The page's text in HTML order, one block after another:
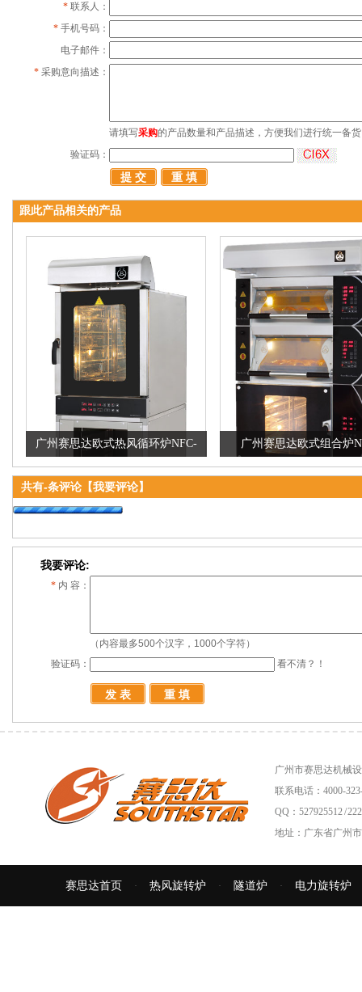
* 联系人：
* 手机号码：
电子邮件：
* 采购意向描述：
请填写采购的产品数量和产品描述，方便我们进行统一备
验证码：
跟此产品相关的产品
广州赛思达欧式热风循环炉NFC-
EBE5D厂家直销
广州赛思达欧式组合炉
EBE2210D厂家直销
共有-条评论 【我要评论】
我要评论:
* 内 容：
（内容最多500个汉字，1000个字符）
验证码：
看不清？！
广州市赛思达机械
联系电话：4000-
QQ：527925512 /
地址：广东省广州
赛思达首页 · 热风旋转炉 · 隧道炉 · 电力旋转炉